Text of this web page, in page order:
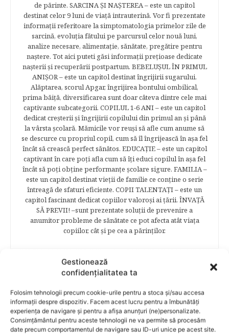
Gestionează
confidențialitatea ta
Folosim tehnologii precum cookie-urile pentru a stoca și/sau accesa
informații despre dispozitiv. Facem acest lucru pentru a îmbunătăți
experiența de navigare și pentru a afișa anunțuri (ne)personalizate.
Consimțământul pentru aceste tehnologii ne va permite să procesăm
date precum comportamentul de navigare sau ID-uri unice pe acest site.
de părinte. SARCINA ŞI NAŞTEREA – este un capitol
destinat celor 9 luni de viaţă intrauterină. Vor fi prezentate
informaţii referitoare la simptomatologia primelor zile de
sarcină, evoluţia fătului pe parcursul celor nouă luni,
analize necesare, alimentaţie, sănătate, pregătire pentru
naştere. Tot aici puteti găsi informaţii preţioase dedicate
naşterii şi recuperării postpartum. BEBELUŞUL ÎN PRIMUL
ANIŞOR – este un capitol destinat îngrijirii sugarului.
Alăptarea, scorul Apgar, îngrijirea bontului ombilical,
prima băiţă, diversificarea sunt doar câteva dintre cele mai
captivante subcategorii. COPILUL 1-6 ANI – este un capitol
dedicat creşterii şi îngrijirii copilului din primul an şi până
la vârsta şcolară. Mămicile vor reuşi să afle cum anume să
se descurce cu propriul copil, cum să îl îngrijească în aşa fel
încât să crească perfect sănătos. EDUCAŢIE – este un capitol
captivant în care poţi afla cum să îţi educi copilul în aşa fel
încât să poţi obţine performanţe şcolare sigure. FAMILIA –
este un capitol destinat vieţii de familie ce conţine o serie
întreagă de sfaturi eficiente. COPII TALENTAŢI – este un
capitol fascinant dedicat copiilor valoroși ai țării. ÎNVAŢĂ
SĂ PREVII! –sunt prezentate soluţii de prevenire a
anumitor probleme de sănătate ce pot afecta atât viaţa
copiilor, cât şi pe cea a părinţilor.
RELATED POSTS